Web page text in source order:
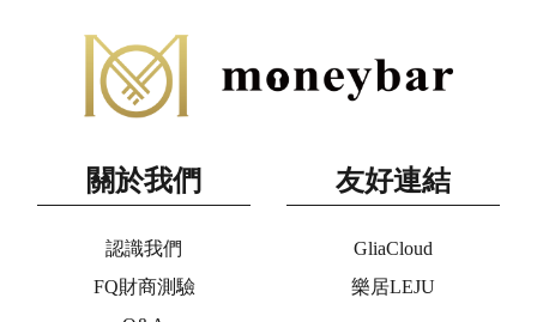
關於我們
認識我們
FQ財商測驗
友好連結
GliaCloud
樂居LEJU